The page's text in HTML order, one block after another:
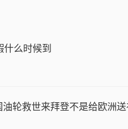
什么时候到
轮救世来拜登不是给欧洲